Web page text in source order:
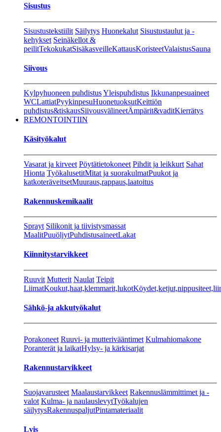
Sisustus
Sisustustekstiilit Säilytys Huonekalut Sisustustaulut ja -
kehykset Seinäkellot &
peilitTekokukatSisäkasveilleKattausKoristeetValaistusSauna
Siivous
Kylpyhuoneen puhdistusYleispuhdistus Ikkunanpesuaineet
WCLattiatPyykinpesuHuonetuoksutKeittiön
puhdistus&tiskausSiivousvälineetÄmpärit&vaditKierrätys
REMONTOINTIIN
Käsityökalut
Vasarat ja kirveet Pöytätietokoneet Pihdit ja leikkurt Sahat
Hionta TyökalusetitMitat ja suorakulmatPuukot ja
katkoteräveitsetMuuraus,rappaus,laatoitus
Rakennuskemikaalit
Sprayt Silikonit ja tiivistysmassat
MaalitPuuöljytPuhdistusaineetLakat
Kiinnitystarvikkeet
Ruuvit Mutterit Naulat Teipit
LiimatKoukut,haat,klemmarit,lukot
Sähkö-ja akkutyökalut
Porakoneet Ruuvi- ja mutterivääntimet Kulmahiomakone
Poranterät ja laikatHylsy- ja kärkisarjat
Rakennustarvikkeet
Suojavarusteet Maalaustarvikkeet Rakennuslämmittimet ja -
valot Kulma- ja naulauslevytTyökalujen
säilytysRakennuspaljutPintamateriaalit
Lvis